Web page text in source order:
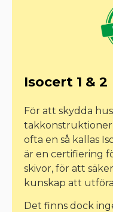
Isocert 1 & 2
För att skydda
ofta en så kallas
är en certifiering
skivor, för att
kunskap att
Det finns dock